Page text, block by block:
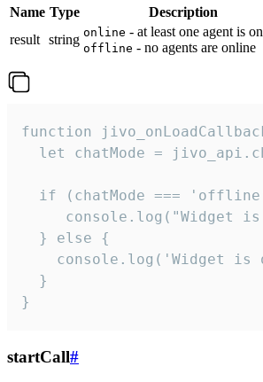
Name Type
Description
result string online - at least one agent is
offline - no agents are online
function
let chatMode =
if (chatMode ===
console.log("Widget is
  } else {
console.log('Widget is
  }
}
startCall#